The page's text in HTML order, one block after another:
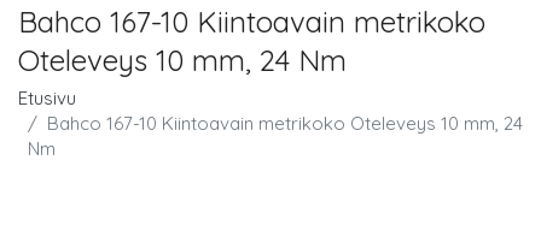
Bahco 167-10 Kiintoavain metrikoko
Oteleveys 10 mm, 24 Nm
Etusivu
Bahco 167-10 Kiintoavain metrikoko Oteleveys 10 mm, 24
Nm